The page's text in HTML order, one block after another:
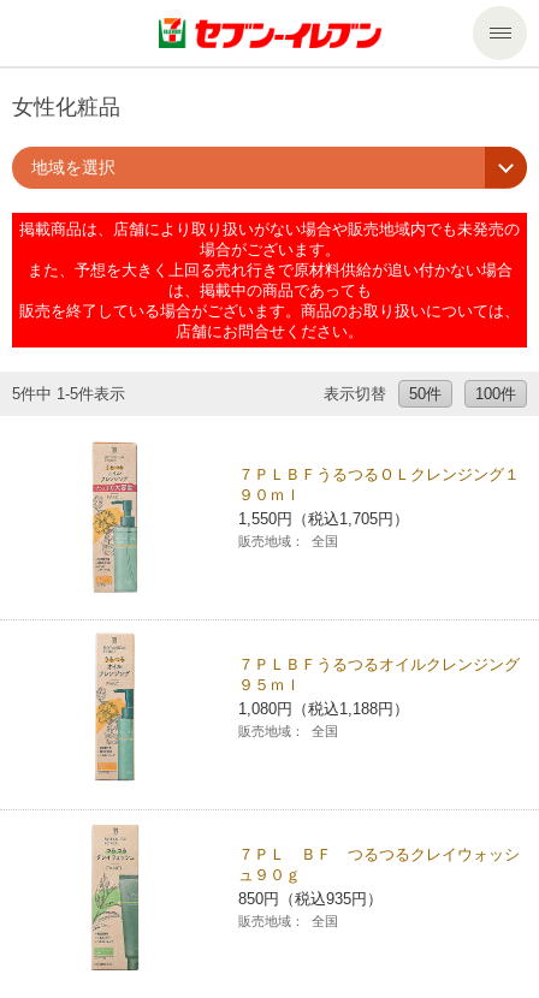
商品のご案内
商品のご案内トップ
今週の新商品
来週の新商品
セブンプレミアム
食の安全・安心への取組み
プリペイドカード・金券
ニンテンドー・ダウンロードカード
セール・キャンペーン
サービス
サービストップ
マルチコピー機でできること
マルチコピー機でできることトップ
プリペイドサービス
スポーツ振興くじ
便利なサービス
切手・はがき・印紙
セブン銀行ATM
ご利用可能なお支払い方法
各種料金のお支払い
スマホプリペイド
レジでApple Accountにチャージ
チケットサービス
セブンチケット
チケットぴあ
イープラス
CNプレイガイド
セブン‐イレブンでお受取り
タワーレコード
セブンネットショッピング
停電時のサービス停止のお知らせ
企業情報
ニュースリリース
ごあいさつ
貸借対照表・損益計算書
国内店舗数
売上高、店舗数推移
サステナビリティ
サステナビリティトップ
セブン＆アイ・ホールディングスの重点課題
サステナビリティ活動基本方針
サステナビリティ推進体制
GREEN CHALLENGE 2050
サステナビリティニュース
加盟店オーナー募集 物件募集・購入
アルバイト情報 採用情報
ネットショッピング
お問い合わせ
Language
English (Corporate)
English (Services)
中文[繁體字](服務)
女性化粧品
地域を選択
掲載商品は、店舗により取り扱いがない場合や販売地域内でも未発売の
場合がございます。
また、予想を大きく上回る売れ行きで原材料供給が追い付かない場合
は、掲載中の商品であっても
販売を終了している場合がございます。商品のお取り扱いについては、
店舗にお問合せください。
5件中 1-5件表示 表示切替 50件 100件
７ＰＬＢＦうるつるＯＬクレンジング１
９０ｍｌ
1,550円（税込1,705円）
販売地域： 全国
７ＰＬＢＦうるつるオイルクレンジング
９５ｍｌ
1,080円（税込1,188円）
販売地域： 全国
７ＰＬ ＢＦ つるつるクレイウォッシ
ュ９０ｇ
850円（税込935円）
販売地域： 全国